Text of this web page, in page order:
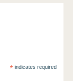
*indicates required